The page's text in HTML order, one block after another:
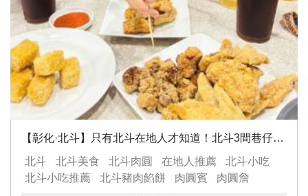
【彰化·北斗】只有北斗在地人才知道！北斗3間巷仔內隱藏版小吃推薦，宵夜吃這攤
北斗
北斗美食 北斗肉圓 在地人推薦
北斗小吃
北斗小吃推薦
北斗豬肉餡餅 肉圓賓
肉圓詹